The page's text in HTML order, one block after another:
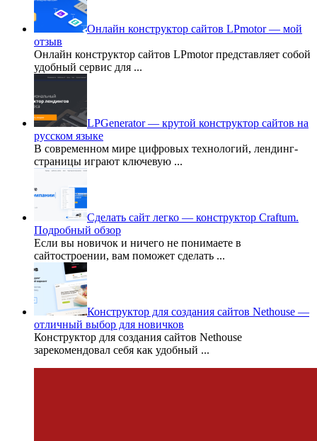
Онлайн конструктор сайтов LPmotor — мой
отзыв
Онлайн конструктор сайтов LPmotor представляет собой
удобный сервис для ...
LPGenerator — крутой конструктор сайтов на
русском языке
В современном мире цифровых технологий, лендинг-
страницы играют ключевую ...
Сделать сайт легко — конструктор Craftum.
Подробный обзор
Если вы новичок и ничего не понимаете в
сайтостроении, вам поможет сделать ...
Конструктор для создания сайтов Nethouse —
отличный выбор для новичков
Конструктор для создания сайтов Nethouse
зарекомендовал себя как удобный ...